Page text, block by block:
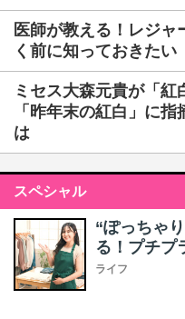
医師が教える！レジ
く前に知っておきたい
ミセス大森元貴が「紅
「昨年末の紅白」に
は
スペシャル
“ぽっちゃ
る！プチプ
ライフ